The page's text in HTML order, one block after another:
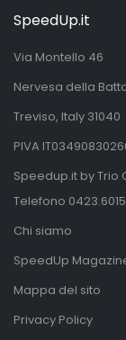
SpeedUp.it
Via Montello 46
Nervesa della
Treviso, Italy 31040
PIVA
Speedup.it by Trio
Telefono
Chi siamo
SpeedUp
Mappa del sito
Privacy Policy